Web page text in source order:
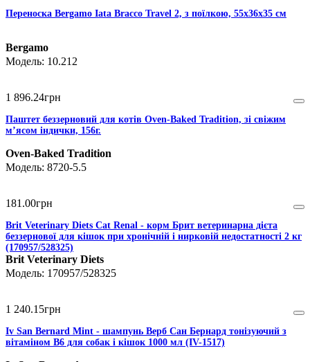
Переноска Bergamo Iata Bracco Travel 2, з поїлкою, 55x36x35 см
Bergamo
10.212
1 896.24грн
Паштет беззерновий для котів Oven-Baked Tradition, зі свіжим
м’ясом індички, 156г.
Oven-Baked Tradition
8720-5.5
181 .00грн
Brit Veterinary Diets Cat Renal - корм Брит ветеринарна дієта
беззернової для кішок при хронічній і нирковій недостатності 2 кг
(170957/528325)
Brit Veterinary Diets
170957/528325
1 240.15грн
Iv San Bernard Mint - шампунь Верб Сан Бернард тонізуючий з
вітаміном В6 для собак і кішок 1000 мл (IV-1517)